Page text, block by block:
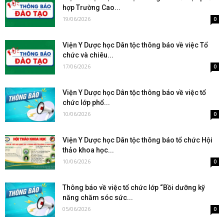
hợp Trường Cao...
19/06/2026 0
Viện Y Dược học Dân tộc thông báo về việc Tổ
chức và chiêu...
17/06/2026 0
Viện Y Dược học Dân tộc thông báo về việc tổ
chức lớp phổ...
10/06/2026 0
Viện Y Dược học Dân tộc thông báo tổ chức Hội
thảo khoa học...
10/06/2026 0
Thông báo về việc tổ chức lớp “Bồi dưỡng kỹ
năng chăm sóc sức...
05/06/2026 0